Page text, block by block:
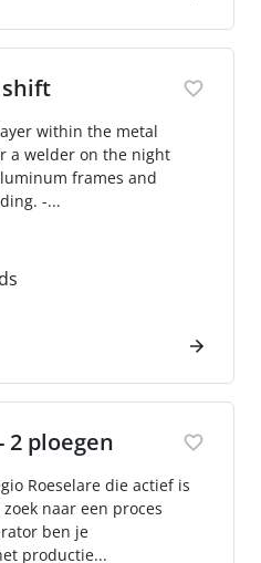
shift
within the metal
a welder on the night
frames and
-...
2 ploegen
Roeselare die actief is
naar een proces
ben je
productie...